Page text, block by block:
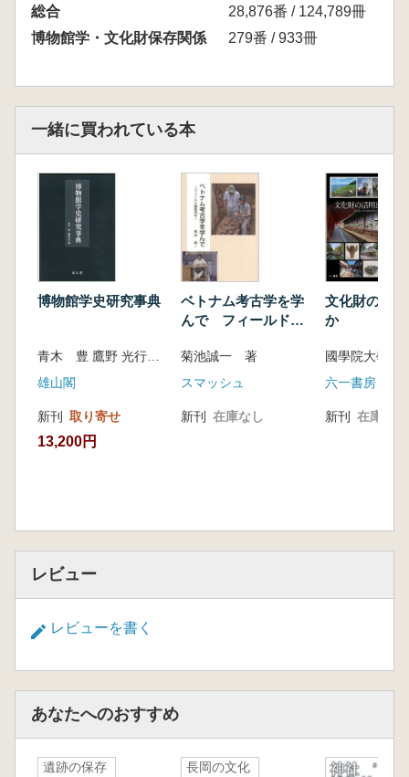
総合
28,876番 / 124,789冊
博物館学・文化財保存関係
279番 / 933冊
一緒に買われている本
博物館学史研究事典
青木 豊 鷹野 光行 編
雄山閣
新刊 取り寄せ
13,200円
ベトナム考古学を学
んで フィールド調
菊池誠一 著
スマッシュ
新刊 在庫なし
文化財の活
か
六一書房
新刊 在庫なし
レビュー
レビューを書く
あなたへのおすすめ
遺跡の保存
長岡の文化